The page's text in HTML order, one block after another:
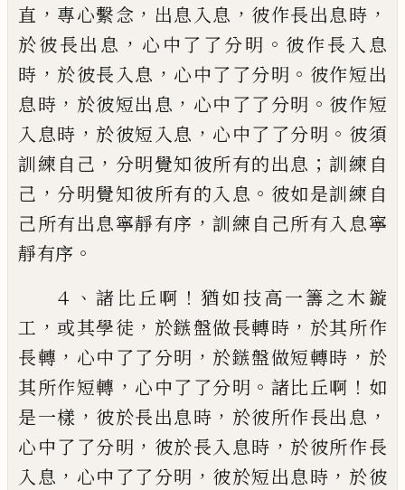
直 ， 專心繫念 ， 出息 入息 ， 彼作長出息時 ，
於彼長出息 ， 心中了了分明 。 彼作長 入 息
時 ， 於彼長入息 ， 心中了了分明 。 彼作短出
息時 ， 於彼短出息 ， 心中了了分明 。 彼作短
入息時 ， 於彼短入息 ， 心中了了分明 。 彼須
訓練自己 ， 分明覺知彼所有的出息 ； 訓練 自
己 ， 分明覺知彼所有的入息 。 彼如是訓練自
己所有出息寧靜有序 ，訓練自己所有入息寧
靜有序 。
４ 、諸比丘啊 ！猶如技高一籌之木鏇
工 ， 或其學徒 ， 於鏃盤做長轉時 ， 於其所作
長轉 ， 心中了了分明 ， 於鏃盤做短轉時 ， 於
其所作短轉 ， 心中了了分明 。 諸比丘啊 ！ 如
是一樣 ， 彼於長出息時 ， 於彼所作長出息 ，
心中了了分明 ， 彼於長入息時 ， 於彼所作長
入息 ， 心中了了分明 ， 彼於短出息時 ， 於彼